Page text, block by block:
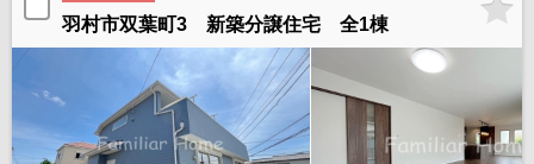
羽村市双葉町3 新築分譲住宅 全1棟